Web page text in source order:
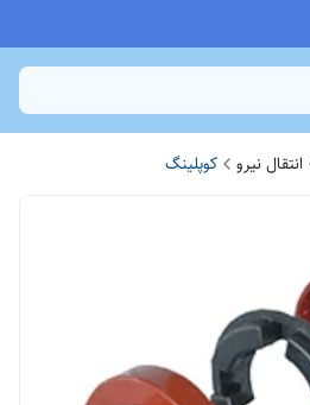
انتقال نیرو کوپلینگ